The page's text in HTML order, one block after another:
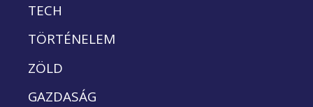
TECH
TÖRTÉNELEM
ZÖLD
GAZDASÁG